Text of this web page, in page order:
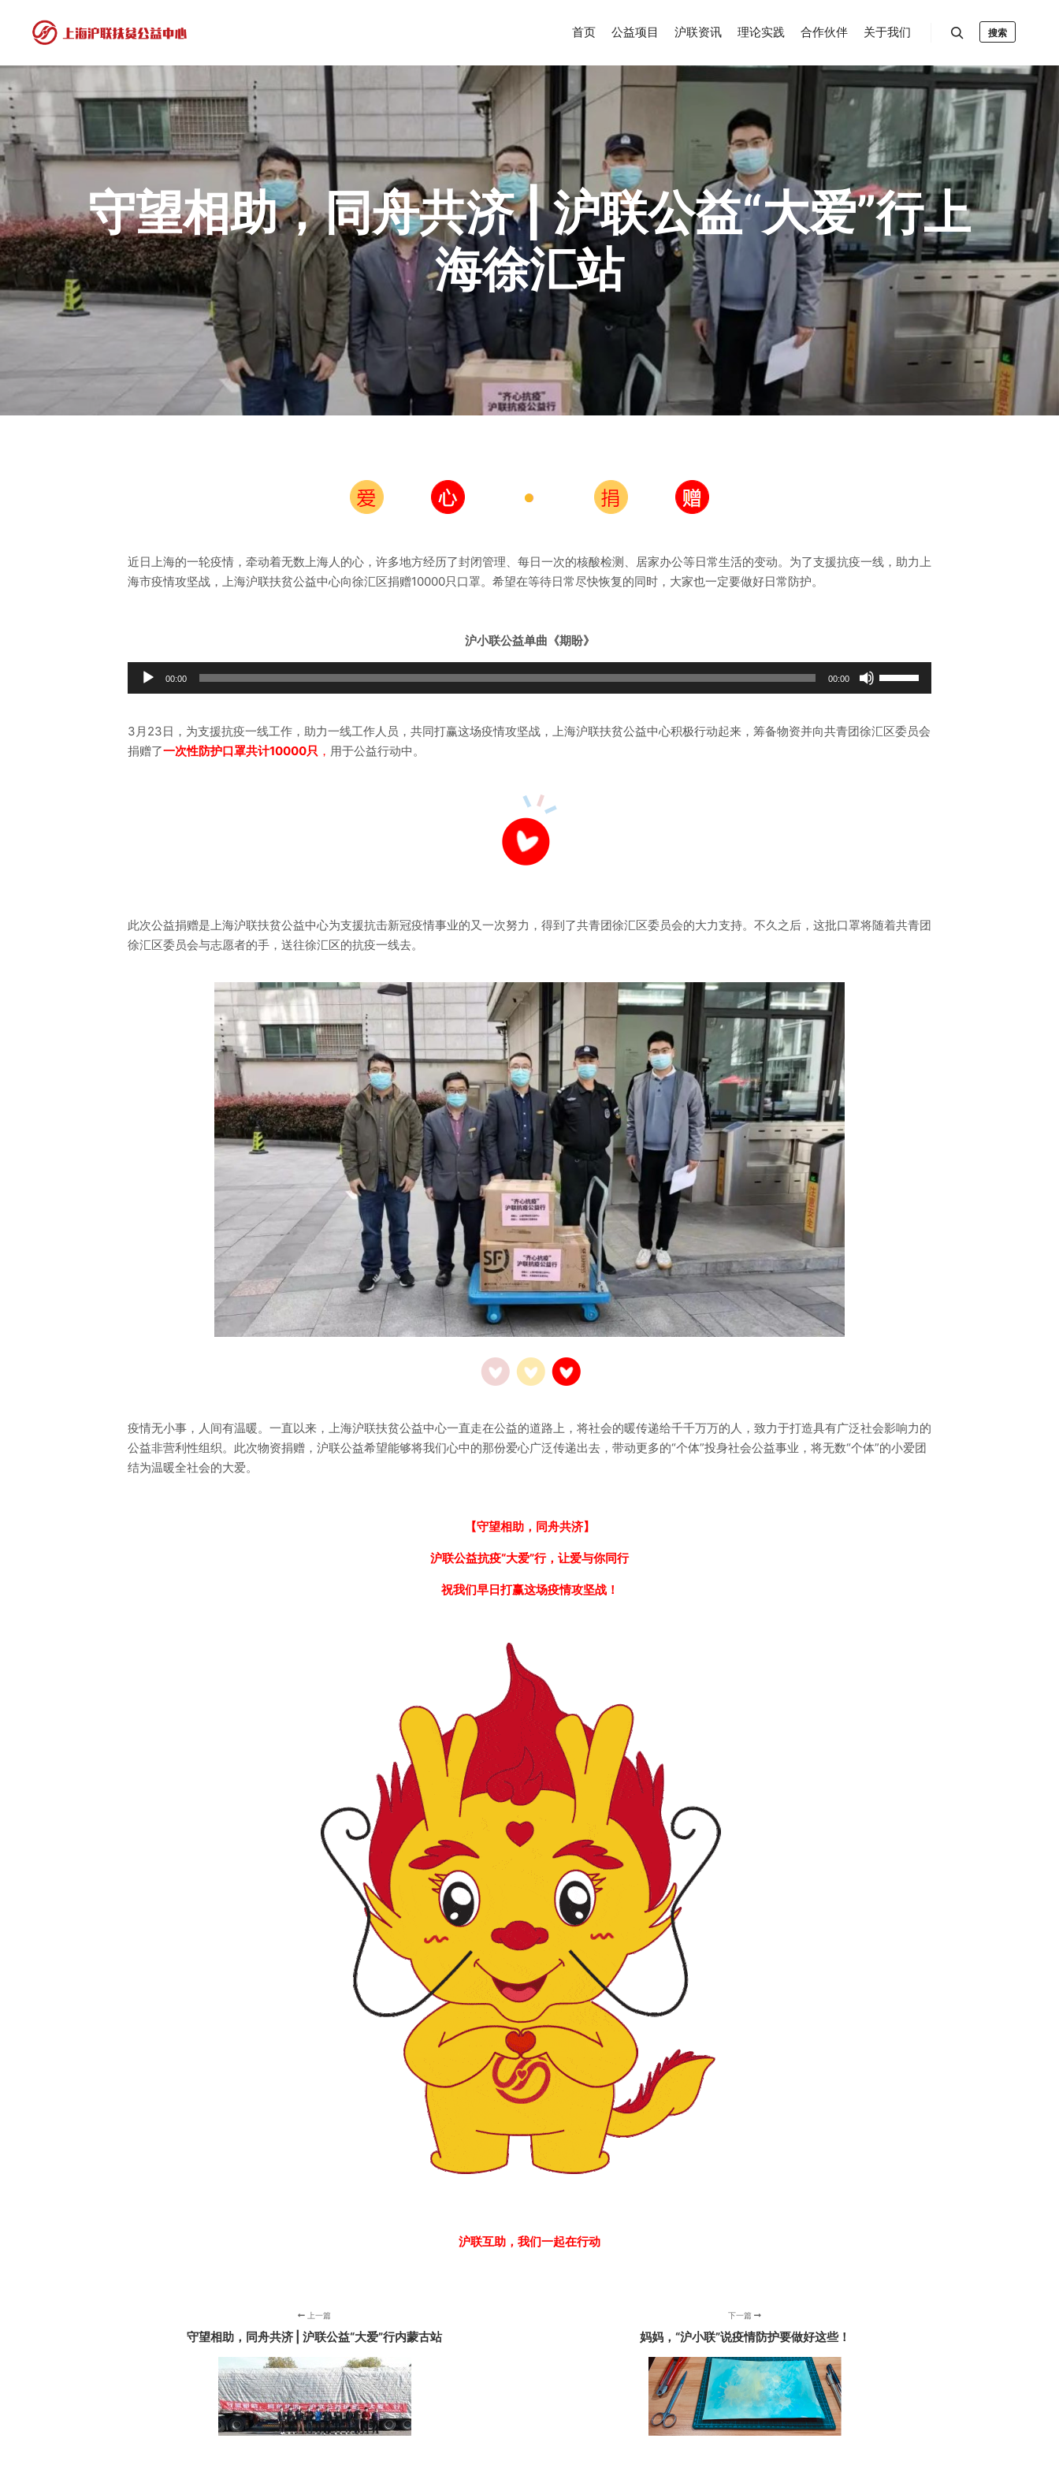
首页 公益项目 沪联资讯 理论实践 合作伙伴 关于我们 搜索
守望相助，同舟共济 | 沪联公益“大爱”行上
海徐汇站
近日上海的一轮疫情，牵动着无数上海人的心，许多地方经历了封闭管理、每日一次的核酸检测、居家办公等日常生活的变动。为了支援抗疫一线，助力上
海市疫情攻坚战，上海沪联扶贫公益中心向徐汇区捐赠10000只口罩。希望在等待日常尽快恢复的同时，大家也一定要做好日常防护。
沪小联公益单曲《期盼》
频
放
器
00:00 00:00
用
/
低
3月23日，为支援抗疫一线工作，助力一线工作人员，共同打赢这场疫情攻坚战，上海沪联扶贫公益中心积极行动起来，筹备物资并向共青团徐汇区委员会
捐赠了一次性防护口罩共计10000只 ， 用于公益行动中。
此次公益捐赠是上海沪联扶贫公益中心为支援抗击新冠疫情事业的又一次努力，得到了共青团徐汇区委员会的大力支持。不久之后，这批口罩将随着共青团
徐汇区委员会与志愿者的手，送往徐汇区的抗疫一线去。
疫情无小事，人间有温暖。一直以来，上海沪联扶贫公益中心一直走在公益的道路上，将社会的暖传递给千千万万的人，致力于打造具有广泛社会影响力的
公益非营利性组织。此次物资捐赠，沪联公益希望能够将我们心中的那份爱心广泛传递出去，带动更多的“个体”投身社会公益事业，将无数“个体”的小爱团
结为温暖全社会的大爱。
【守望相助，同舟共济】
沪联公益抗疫“大爱”行，让爱与你同行
祝我们早日打赢这场疫情攻坚战！
沪联互助，我们一起在行动
上一篇
守望相助，同舟共济 | 沪联公益“大爱”行内蒙古站
下一篇
妈妈，“沪小联”说疫情防护要做好这些！